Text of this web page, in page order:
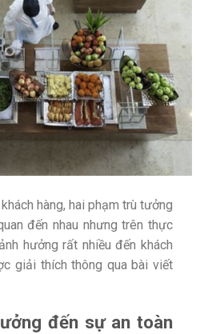
hàng, hai phạm trù tưởng
đến nhau nhưng trên thực
hưởng rất nhiều đến khách
giải thích thông qua bài viết
đến sự an toàn